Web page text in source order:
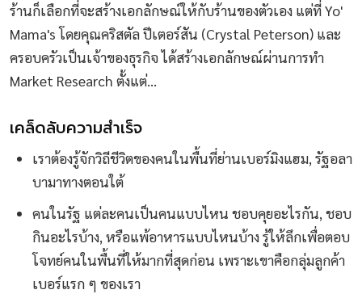
ร้านก็เลือกที่จะสร้างเอกลักษณ์ให้กับร้านของตัวเอง แต่ที่ Yo'
Mama's โดยคุณคริสตัล ปีเตอร์สัน (Crystal Peterson) และ
ครอบครัวเป็นเจ้าของธุรกิจ ได้สร้างเอกลักษณ์ผ่านการทำ
Market Research ตั้งแต่…
เคล็ดลับความสำเร็จ
เราต้องรู้จักวิถีชีวิตของคนในพื้นที่ย่านเบอร์มิงแฮม, รัฐอลา
บามาทางตอนใต้
คนในรัฐ แต่ละคนเป็นคนแบบไหน ชอบคุยอะไรกัน, ชอบ
กินอะไรบ้าง, หรือแพ้อาหารแบบไหนบ้าง รู้ให้ลึกเพื่อตอบ
โจทย์คนในพื้นที่ให้มากที่สุดก่อน เพราะเขาคือกลุ่มลูกค้า
เบอร์แรก ๆ ของเรา